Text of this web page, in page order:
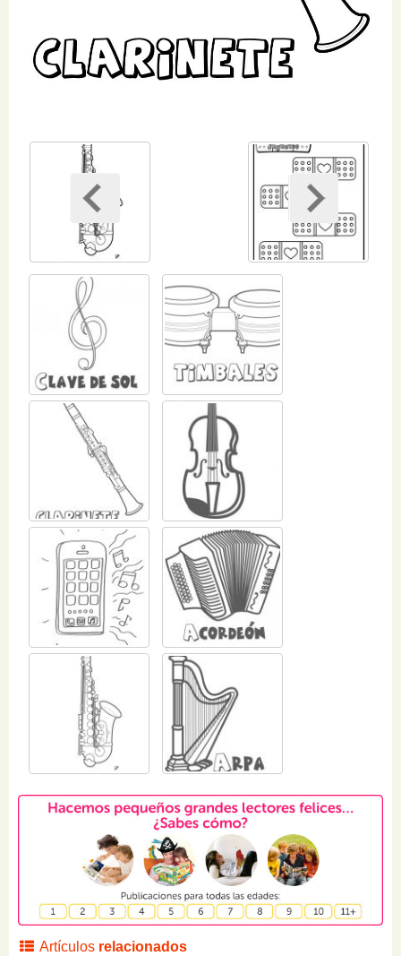
Artículos relacionados